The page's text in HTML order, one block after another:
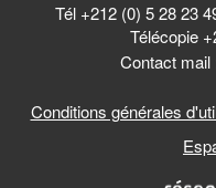
Tél +212 (0) 5 28 23
Télécopie
Contact mail
Conditions générales